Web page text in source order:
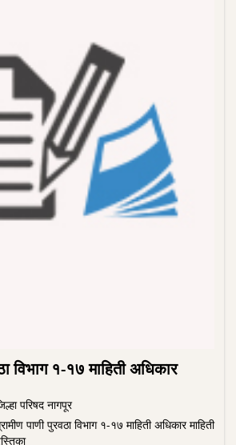
विभाग १-१७ माहिती अधिकार
परिषद नागपूर
पाणी पुरवठा विभाग १-१७ माहिती अधिकार माहिती